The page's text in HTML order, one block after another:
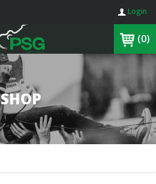
Login
(0)
SHOP